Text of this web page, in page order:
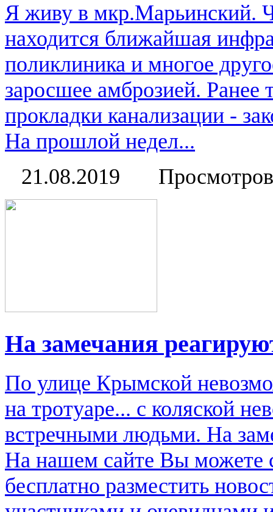
Я живу в мкр.Марьинский.
находится ближайшая
поликлиника и многое
заросшее амброзией. Ранее
прокладки канализации -
На прошлой недел...
21.08.2019
На замечания
По улице Крымской
на тротуаре... с коляской
встречными людьми. На
На нашем сайте Вы можете
бесплатно разместить